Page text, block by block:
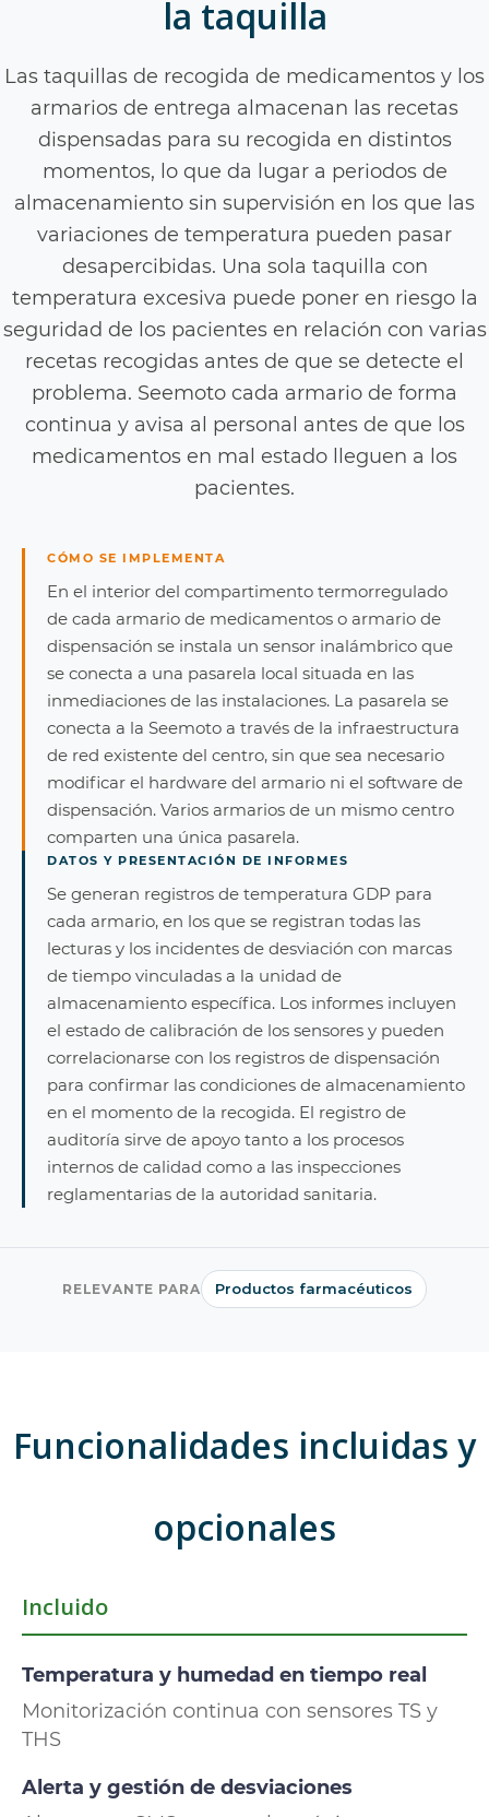
la taquilla
Las taquillas de recogida de medicamentos y los
armarios de entrega almacenan las recetas
dispensadas para su recogida en distintos
momentos, lo que da lugar a periodos de
almacenamiento sin supervisión en los que las
variaciones de temperatura pueden pasar
desapercibidas. Una sola taquilla con
temperatura excesiva puede poner en riesgo la
seguridad de los pacientes en relación con varias
recetas recogidas antes de que se detecte el
problema. Seemoto cada armario de forma
continua y avisa al personal antes de que los
medicamentos en mal estado lleguen a los
pacientes.
CÓMO SE IMPLEMENTA
En el interior del compartimento termorregulado
de cada armario de medicamentos o armario de
dispensación se instala un sensor inalámbrico que
se conecta a una pasarela local situada en las
inmediaciones de las instalaciones. La pasarela se
conecta a la Seemoto a través de la infraestructura
de red existente del centro, sin que sea necesario
modificar el hardware del armario ni el software de
dispensación. Varios armarios de un mismo centro
comparten una única pasarela.
DATOS Y PRESENTACIÓN DE INFORMES
Se generan registros de temperatura GDP para
cada armario, en los que se registran todas las
lecturas y los incidentes de desviación con marcas
de tiempo vinculadas a la unidad de
almacenamiento específica. Los informes incluyen
el estado de calibración de los sensores y pueden
correlacionarse con los registros de dispensación
para confirmar las condiciones de almacenamiento
en el momento de la recogida. El registro de
auditoría sirve de apoyo tanto a los procesos
internos de calidad como a las inspecciones
reglamentarias de la autoridad sanitaria.
RELEVANTE PARA Productos farmacéuticos
Funcionalidades incluidas y
opcionales
Incluido
Temperatura y humedad en tiempo real
Monitorización continua con sensores TS y
THS
Alerta y gestión de desviaciones